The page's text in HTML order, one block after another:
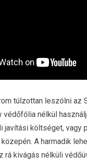
túlzottan leszólni az
védőfólia nélkül
javítási költséget, vagy
A harmadik
rá kivágás nélküli